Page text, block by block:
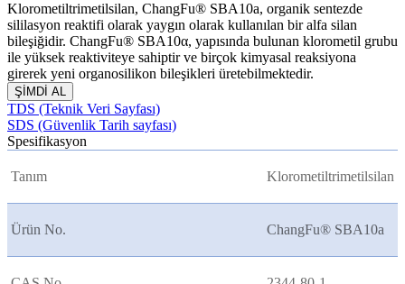
Klorometiltrimetilsilan, ChangFu® SBA10a, organik sentezde
sililasyon reaktifi olarak yaygın olarak kullanılan bir alfa silan
bileşiğidir. ChangFu® SBA10α, yapısında bulunan klorometil grubu
ile yüksek reaktiviteye sahiptir ve birçok kimyasal reaksiyona
girerek yeni organosilikon bileşikleri üretebilmektedir.
ŞİMDİ AL
TDS (Teknik Veri Sayfası)
SDS (Güvenlik Tarih sayfası)
Spesifikasyon
Tanım Klorometiltrimetilsilan
Ürün No. ChangFu® SBA10a